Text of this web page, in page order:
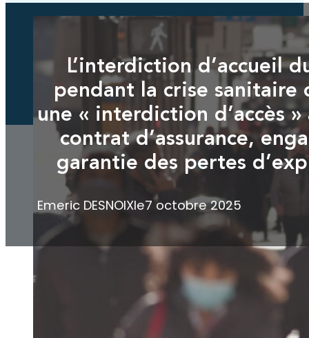
L’interdiction d’accueil
pendant la crise sanitaire
une « interdiction d’accès »
contrat d’assurance,
garantie des pertes
Emeric DESNOIXle7 octobre 2025
article 1103 du Code civil
d’assurance, cette règle
une garantie en cas d’«